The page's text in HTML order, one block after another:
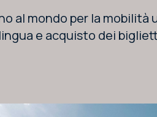
al mondo per la
e acquisto dei